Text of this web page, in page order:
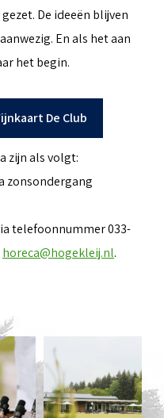
De ideeën blijven
En als het aan
het begin.
De Club
zijn als volgt:
zonsondergang
telefoonnummer 033-
horeca@hogekleij.nl.